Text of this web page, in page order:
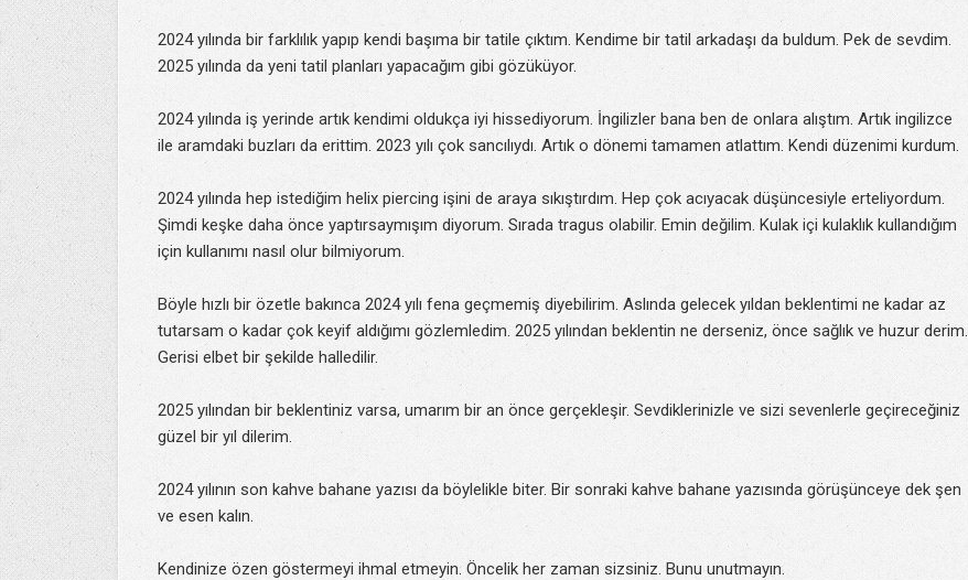
2024 yılında bir farklılık yapıp kendi başıma bir tatile çıktım. Kendime bir tatil arkadaşı da buldum. Pek de sevdim.
2025 yılında da yeni tatil planları yapacağım gibi gözüküyor.
2024 yılında iş yerinde artık kendimi oldukça iyi hissediyorum. İngilizler bana ben de onlara alıştım. Artık ingilizce
ile aramdaki buzları da erittim. 2023 yılı çok sancılıydı. Artık o dönemi tamamen atlattım. Kendi düzenimi kurdum.
2024 yılında hep istediğim helix piercing işini de araya sıkıştırdım. Hep çok acıyacak düşüncesiyle erteliyordum.
Şimdi keşke daha önce yaptırsaymışım diyorum. Sırada tragus olabilir. Emin değilim. Kulak içi kulaklık kullandığım
için kullanımı nasıl olur bilmiyorum.
Böyle hızlı bir özetle bakınca 2024 yılı fena geçmemiş diyebilirim. Aslında gelecek yıldan beklentimi ne kadar az
tutarsam o kadar çok keyif aldığımı gözlemledim. 2025 yılından beklentin ne derseniz, önce sağlık ve huzur derim.
Gerisi elbet bir şekilde halledilir.
2025 yılından bir beklentiniz varsa, umarım bir an önce gerçekleşir. Sevdiklerinizle ve sizi sevenlerle geçireceğiniz
güzel bir yıl dilerim.
2024 yılının son kahve bahane yazısı da böylelikle biter. Bir sonraki kahve bahane yazısında görüşünceye dek şen
ve esen kalın.
Kendinize özen göstermeyi ihmal etmeyin. Öncelik her zaman sizsiniz. Bunu unutmayın.